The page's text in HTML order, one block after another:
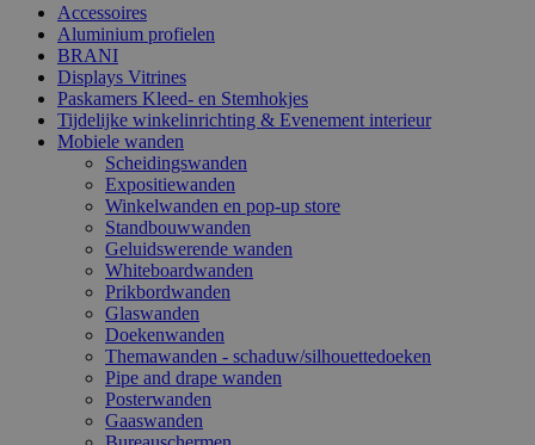
Accessoires
Aluminium profielen
BRANI
Displays Vitrines
Paskamers Kleed- en Stemhokjes
Tijdelijke winkelinrichting & Evenement interieur
Mobiele wanden
Scheidingswanden
Expositiewanden
Winkelwanden en pop-up store
Standbouwwanden
Geluidswerende wanden
Whiteboardwanden
Prikbordwanden
Glaswanden
Doekenwanden
Themawanden - schaduw/silhouettedoeken
Pipe and drape wanden
Posterwanden
Gaaswanden